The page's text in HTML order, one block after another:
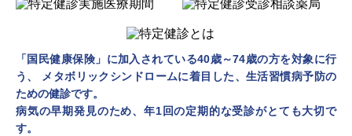
「国民健康保険」に加入されている40歳～74歳の方を対象に行
う、
メタボリックシンドロームに着目した、生活習慣病予防の
ための健診です。
病気の早期発見のため、年1回の定期的な受診がとても大切で
す。